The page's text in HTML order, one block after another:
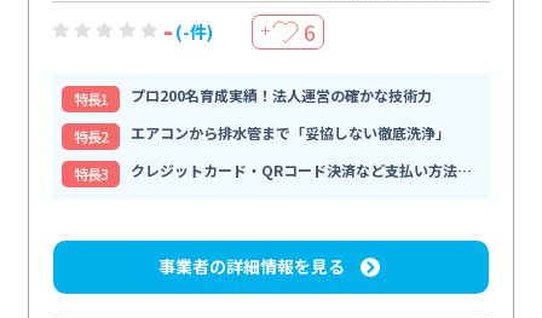
- (-件) ＋ 6
特⻑1
プロ200名育成実績！法人運営の確かな技術力
特⻑2
エアコンから排水管まで「妥協しない徹底洗浄」
特⻑3
クレジットカード・QRコード決済など支払い方法が豊富
事業者の詳細情報を見る